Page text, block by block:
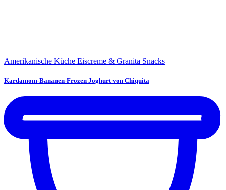
Amerikanische Küche Eiscreme & Granita Snacks
Kardamom-Bananen-Frozen Joghurt von Chiquita